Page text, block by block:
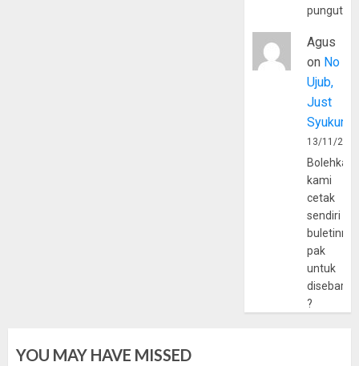
Agus
on No
Ujub,
Just
Syukur
13/11/
Bolehkah
kami
cetak
sendiri
pak
untuk
?
YOU MAY HAVE MISSED